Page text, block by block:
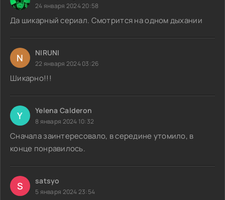
24 января 2024 20:58
Да шикарный сериал. Смотрится на одном дыхании
N NIRUNI
22 января 2024 03:26
Шикарно!!!
Y Yelena Calderon
8 января 2024 10:32
Сначала заинтересовало, в середине утомило, в
конце понравилось.
S satsyo
5 января 2024 23:54